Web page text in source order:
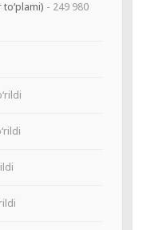
to‘plami) - 249 980